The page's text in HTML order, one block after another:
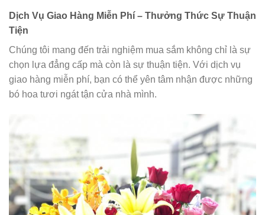
Dịch Vụ Giao Hàng Miễn Phí – Thưởng Thức Sự Thuận
Tiện
Chúng tôi mang đến trải nghiệm mua sắm không chỉ là sự
chọn lựa đẳng cấp mà còn là sự thuận tiện. Với dịch vụ
giao hàng miễn phí, bạn có thể yên tâm nhận được những
bó hoa tươi ngát tận cửa nhà mình.